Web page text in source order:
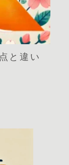
と違い